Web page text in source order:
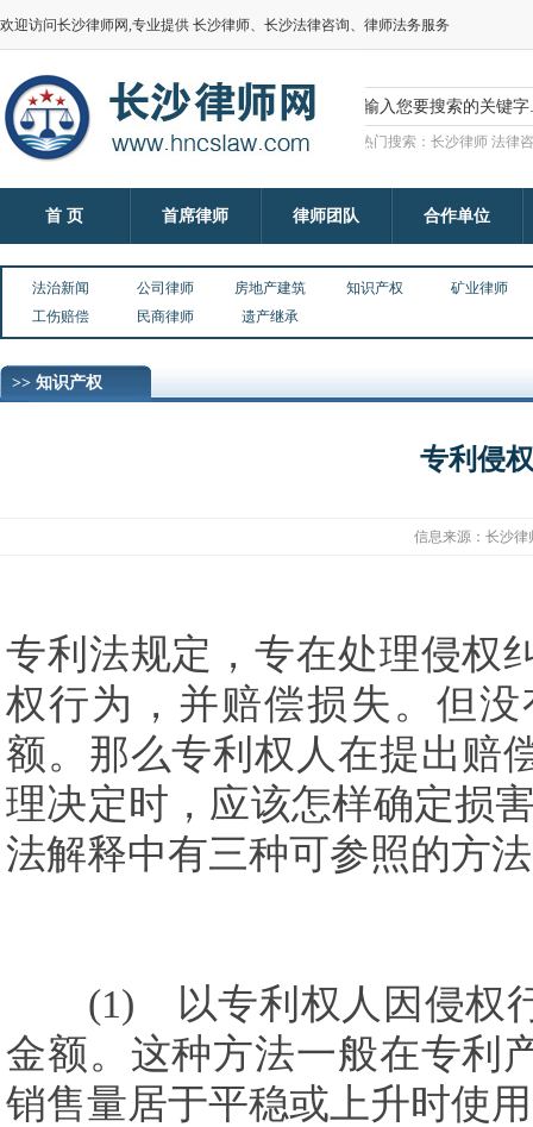
欢迎访问长沙律师网,专业提供 长沙律师、长沙法律咨询、律师法务服务
热门搜索：长沙律师 法律
首 页 首席律师 律师团队 合作单位
法治新闻 公司律师 房地产建筑 知识产权
矿业律师
工伤赔偿
民商律师 遗产继承
>> 知识产权
专利侵
信息来源： 长沙律
专利法规定，专在处理侵权
权行为，并赔偿损失。但
额。那么专利权人在提出赔
理决定时，应该怎样确定损
法解释中有三种可参照的方
(1) 以专利权人因侵权行
金额。这种方法一般在专利
销售量居于平稳或上升时使